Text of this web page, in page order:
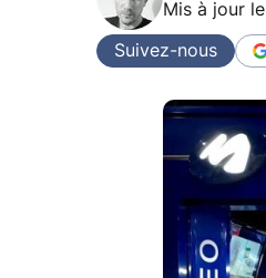
Mis à jour le
Suivez-nous